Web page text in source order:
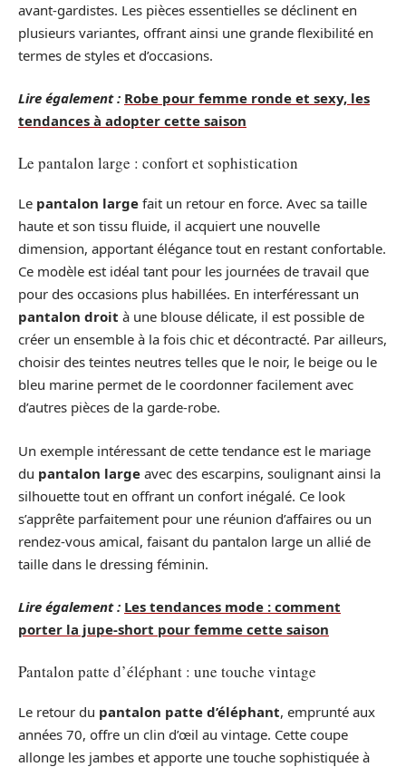
avant-gardistes. Les pièces essentielles se déclinent en
plusieurs variantes, offrant ainsi une grande flexibilité en
termes de styles et d’occasions.
Lire également : Robe pour femme ronde et sexy, les
tendances à adopter cette saison
Le pantalon large : confort et sophistication
Le pantalon large fait un retour en force. Avec sa taille
haute et son tissu fluide, il acquiert une nouvelle
dimension, apportant élégance tout en restant confortable.
Ce modèle est idéal tant pour les journées de travail que
pour des occasions plus habillées. En interféressant un
pantalon droit à une blouse délicate, il est possible de
créer un ensemble à la fois chic et décontracté. Par ailleurs,
choisir des teintes neutres telles que le noir, le beige ou le
bleu marine permet de le coordonner facilement avec
d’autres pièces de la garde-robe.
Un exemple intéressant de cette tendance est le mariage
du pantalon large avec des escarpins, soulignant ainsi la
silhouette tout en offrant un confort inégalé. Ce look
s’apprête parfaitement pour une réunion d’affaires ou un
rendez-vous amical, faisant du pantalon large un allié de
taille dans le dressing féminin.
Lire également : Les tendances mode : comment
porter la jupe-short pour femme cette saison
Pantalon patte d’éléphant : une touche vintage
Le retour du pantalon patte d’éléphant, emprunté aux
années 70, offre un clin d’œil au vintage. Cette coupe
allonge les jambes et apporte une touche sophistiquée à